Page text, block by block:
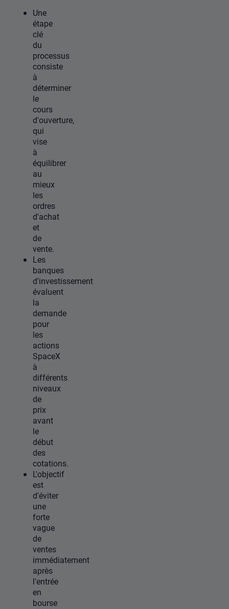
Une
étape
clé
du
processus
consiste
à
déterminer
le
cours
d'ouverture,
qui
vise
à
équilibrer
au
mieux
les
ordres
d'achat
et
de
vente.
Les
banques
d'investissement
évaluent
la
demande
pour
les
actions
SpaceX
à
différents
niveaux
de
prix
avant
le
début
des
cotations.
L'objectif
est
d'éviter
une
forte
vague
de
ventes
immédiatement
après
l'entrée
en
bourse